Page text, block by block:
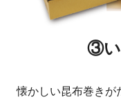
③い
懐かしい昆布巻きが